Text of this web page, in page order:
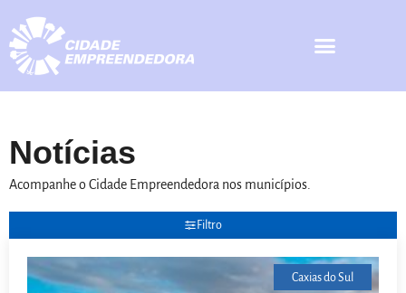
Notícias
Acompanhe o Cidade Empreendedora nos municípios.
Filtro
Caxias do Sul